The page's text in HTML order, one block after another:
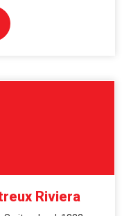
Riviera